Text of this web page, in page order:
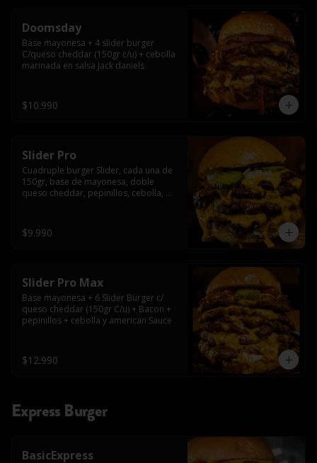
Doomsday
Base mayonesa + 4 slider burger
C/queso cheddar (150gr c/u) + cebolla
marinada en salsa Jack daniels
$10.990
Slider Pro
Cuadruple burger Slider, cada una de
150gr, base de mayonesa, doble
queso cheddar, pepinillos, cebolla,
$9.990
Slider Pro Max
Base mayonesa + 6 Slider Burger c/
queso cheddar (150gr C/u) + Bacon +
pepinillos + cebolla y american Sauce
$12.990
Express Burger
BasicExpress